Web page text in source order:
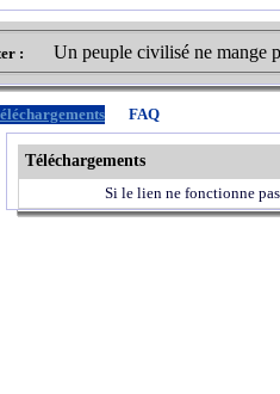
: Un peuple civilisé ne mange
FAQ
Téléchargements
Si le lien ne fonctionne